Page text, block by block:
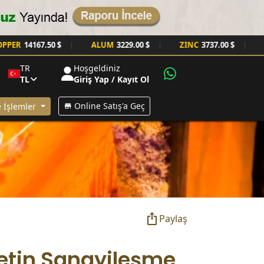
$ | ALUM 3229.00 $ | ZINC 3737.00 $ | NICKEL
TR
TL
Hoşgeldiniz
Giriş Yap / Kayıt Ol
İşlemler Online Satış'a Geç
Paylaş